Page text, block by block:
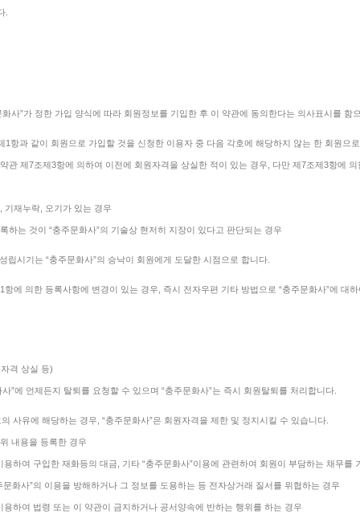
.
사”가 정한 가입 양식에 따라 회원정보를 기입한 후 이 약관에 동의한다는 의사표시를 함
1항과 같이 회원으로 가입할 것을 신청한 이용자 중 다음 각호에 해당하지 않는 한 회원으
관 제7조제3항에 의하여 이전에 회원자격을 상실한 적이 있는 경우, 다만 제7조제3항에
기재누락, 오기가 있는 경우
하는 것이 “충주문화사”의 기술상 현저히 지장이 있다고 판단되는 경우
립시기는 “충주문화사”의 승낙이 회원에게 도달한 시점으로 합니다.
에 의한 등록사항에 변경이 있는 경우, 즉시 전자우편 기타 방법으로 “충주문화사”에 대
격 상실 등)
”에 언제든지 탈퇴를 요청할 수 있으며 “충주문화사”는 즉시 회원탈퇴를 처리합니다.
사유에 해당하는 경우, “충주문화사”은 회원자격을 제한 및 정지시킬 수 있습니다.
내용을 등록한 경우
용하여 구입한 재화등의 대금, 기타 “충주문화사”이용에 관련하여 회원이 부담하는 채무를
문화사”의 이용을 방해하거나 그 정보를 도용하는 등 전자상거래 질서를 위협하는 경우
용하여 법령 또는 이 약관이 금지하거나 공서양속에 반하는 행위를 하는 경우